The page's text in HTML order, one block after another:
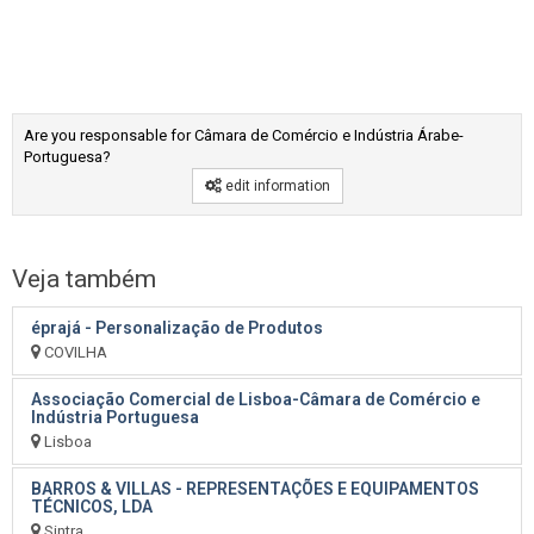
Are you responsable for Câmara de Comércio e Indústria Árabe-
Portuguesa?
edit information
Veja também
éprajá - Personalização de Produtos
COVILHA
Associação Comercial de Lisboa-Câmara de Comércio e
Indústria Portuguesa
Lisboa
BARROS & VILLAS - REPRESENTAÇÕES E EQUIPAMENTOS
TÉCNICOS, LDA